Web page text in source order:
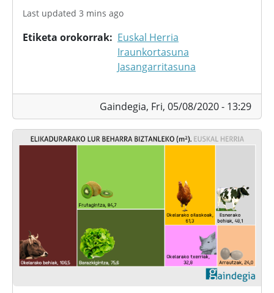
Last updated 3 mins ago
Etiketa orokorrak
Euskal Herria
Iraunkortasuna
Jasangarritasuna
Gaindegia, Fri, 05/08/2020 - 13:29